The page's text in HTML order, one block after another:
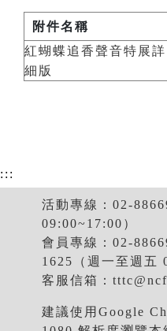
附件名稱
紅蝴蝶追香聲音特展詳
細版
:::
活動專線：02-
09:00~17:00）
會員專線：02-
1625（週一至週五
客服信箱：
建議使用Google